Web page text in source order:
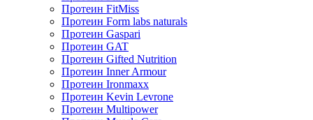
Протеин FitMiss
Протеин Form labs naturals
Протеин Gaspari
Протеин GAT
Протеин Gifted Nutrition
Протеин Inner Armour
Протеин Ironmaxx
Протеин Kevin Levrone
Протеин Multipower